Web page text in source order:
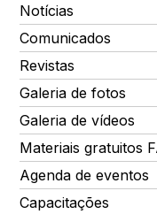
Notícias
Comunicados
Revistas
Galeria de fotos
Galeria de vídeos
Materiais gratuitos
Agenda de eventos
Capacitações